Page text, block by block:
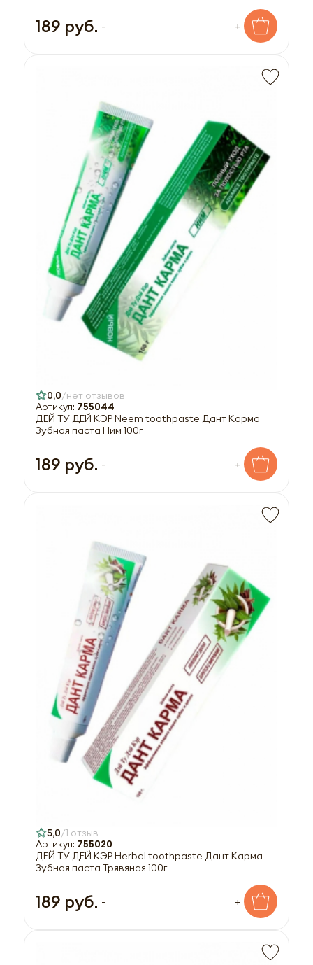
189 руб. - +
0,0 нет отзывов
Артикул: 755044
ДЕЙ ТУ ДЕЙ КЭР Neem toothpaste Дант Карма
Зубная паста Ним 100г
189 руб. - +
5,0 1 отзыв
Артикул: 755020
ДЕЙ ТУ ДЕЙ КЭР Herbal toothpaste Дант Карма
Зубная паста Трявяная 100г
189 руб. - +